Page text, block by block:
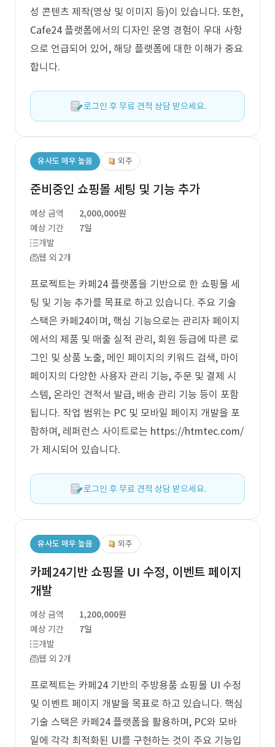
성 콘텐츠 제작(영상 및 이미지 등)이 있습니다. 또한,
Cafe24 플랫폼에서의 디자인 운영 경험이 우대 사항
으로 언급되어 있어, 해당 플랫폼에 대한 이해가 중요
합니다.
로그인 후 무료 견적 상담 받으세요.
유사도 매우 높음 외주
준비중인 쇼핑몰 세팅 및 기능 추가
예상 금액
2,000,000원
예상 기간
7일
개발
웹 외 2개
프로젝트는 카페24 플랫폼을 기반으로 한 쇼핑몰 세
팅 및 기능 추가를 목표로 하고 있습니다. 주요 기술
스택은 카페24이며, 핵심 기능으로는 관리자 페이지
에서의 제품 및 매출 실적 관리, 회원 등급에 따른 로
그인 및 상품 노출, 메인 페이지의 키워드 검색, 마이
페이지의 다양한 사용자 관리 기능, 주문 및 결제 시
스템, 온라인 견적서 발급, 배송 관리 기능 등이 포함
됩니다. 작업 범위는 PC 및 모바일 페이지 개발을 포
함하며, 레퍼런스 사이트로는 https://htmtec.com/
가 제시되어 있습니다.
로그인 후 무료 견적 상담 받으세요.
유사도 매우 높음 외주
카페24기반 쇼핑몰 UI 수정, 이벤트 페이지
개발
예상 금액
1,200,000원
예상 기간
7일
개발
웹 외 2개
프로젝트는 카페24 기반의 주방용품 쇼핑몰 UI 수정
및 이벤트 페이지 개발을 목표로 하고 있습니다. 핵심
기술 스택은 카페24 플랫폼을 활용하며, PC와 모바
일에 각각 최적화된 UI를 구현하는 것이 주요 기능입